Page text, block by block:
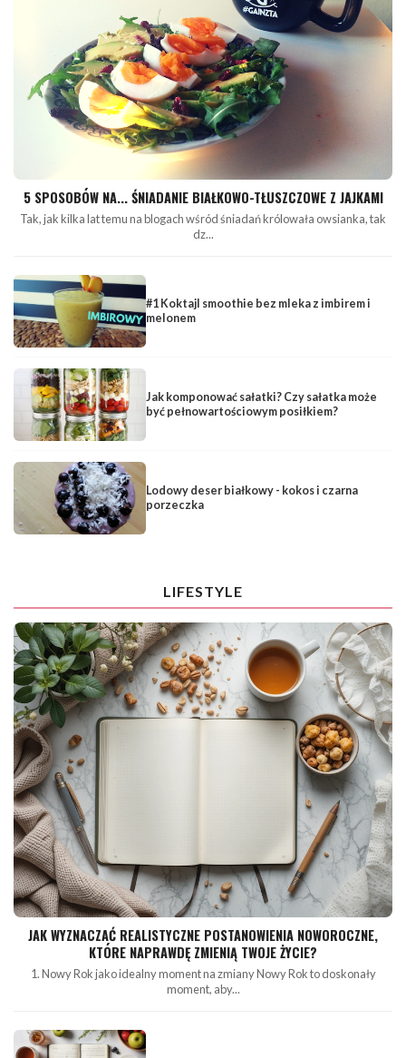
5 SPOSOBÓW NA... ŚNIADANIE BIAŁKOWO-TŁUSZCZOWE Z JAJKAMI
Tak, jak kilka lat temu na blogach wśród śniadań królowała owsianka, tak
dz...
#1 Koktajl smoothie bez mleka z imbirem i
melonem
Jak komponować sałatki? Czy sałatka może
być pełnowartościowym posiłkiem?
Lodowy deser białkowy - kokos i czarna
porzeczka
LIFESTYLE
JAK WYZNACZAĆ REALISTYCZNE POSTANOWIENIA NOWOROCZNE,
KTÓRE NAPRAWDĘ ZMIENIĄ TWOJE ŻYCIE?
1. Nowy Rok jako idealny moment na zmiany Nowy Rok to doskonały
moment, aby...